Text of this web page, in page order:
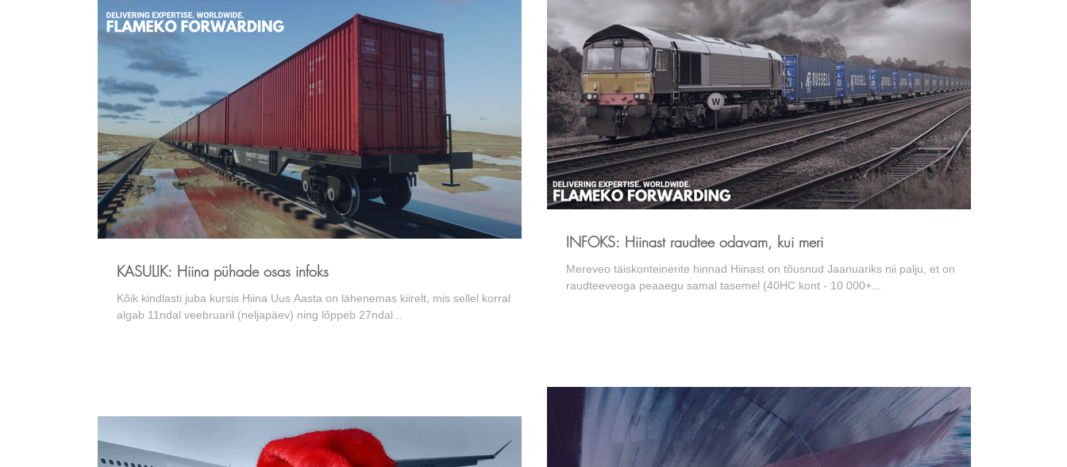
KASULIK: Hiina pühade osas infoks
Kõik kindlasti juba kursis Hiina Uus Aasta on lähenemas kiirelt, mis sellel korral
algab 11ndal veebruaril (neljapäev) ning lõppeb 27ndal...
INFOKS: Hiinast raudtee odavam, kui meri
Mereveo täiskonteinerite hinnad Hiinast on tõusnud Jaanuariks nii palju, et on
raudteeveoga peaaegu samal tasemel (40HC kont - 10 000+...